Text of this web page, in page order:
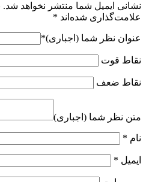
نشانی ایمیل شما منتشر نخواهد شد.
علامت‌گذاری شده‌اند *
عنوان نظر شما (اجباری)*
نقاط قوت
نقاط ضعف
متن نظر شما (اجباری)
نام *
ایمیل *